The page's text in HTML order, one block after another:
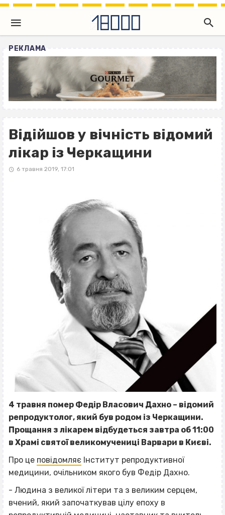
РЕКЛАМА
Відійшов у вічність відомий
лікар із Черкащини
6 травня 2019, 17:01
4 травня помер Федір Власович Дахно – відомий
репродуктолог, який був родом із Черкащини.
Прощання з лікарем відбудеться завтра об 11:00
в Храмі святої великомучениці Варвари в Києві.
Про це повідомляє Інститут репродуктивної
медицини, очільником якого був Федір Дахно.
- Людина з великої літери та з великим серцем,
вчений, який започаткував цілу епоху в